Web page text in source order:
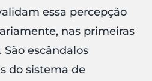
essa percepção
nas primeiras
escândalos
do sistema de